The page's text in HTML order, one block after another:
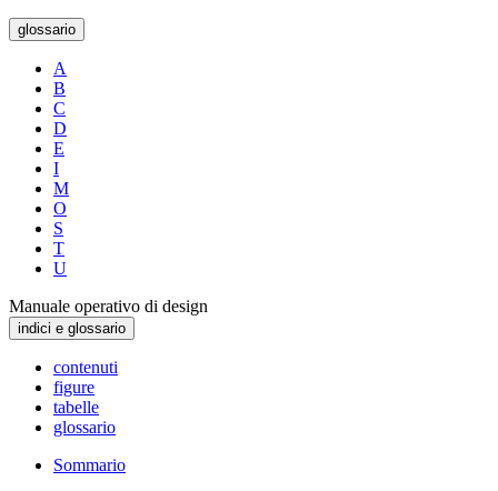
glossario
A
B
C
D
E
I
M
O
S
T
U
Manuale operativo di design
indici e glossario
contenuti
figure
tabelle
glossario
Sommario